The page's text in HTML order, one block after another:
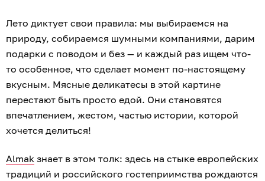
Лето диктует свои правила: мы выбираемся на
природу, собираемся шумными компаниями, дарим
подарки с поводом и без — и каждый раз ищем что-
то особенное, что сделает момент по-настоящему
вкусным. Мясные деликатесы в этой картине
перестают быть просто едой. Они становятся
впечатлением, жестом, частью истории, которой
хочется делиться!
Almak знает в этом толк: здесь на стыке европейских
традиций и российского гостеприимства рождаются